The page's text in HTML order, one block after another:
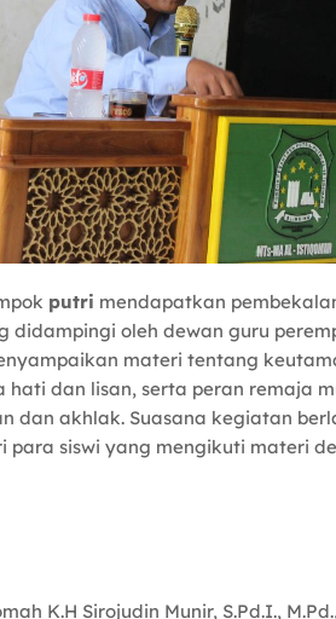
putri mendapatkan
didampingi oleh dewan guru
materi tentang
hati dan lisan, serta peran remaja
dan akhlak. Suasana kegiatan
para siswi yang mengikuti materi
K.H Sirojudin Munir, S.Pd.I.,